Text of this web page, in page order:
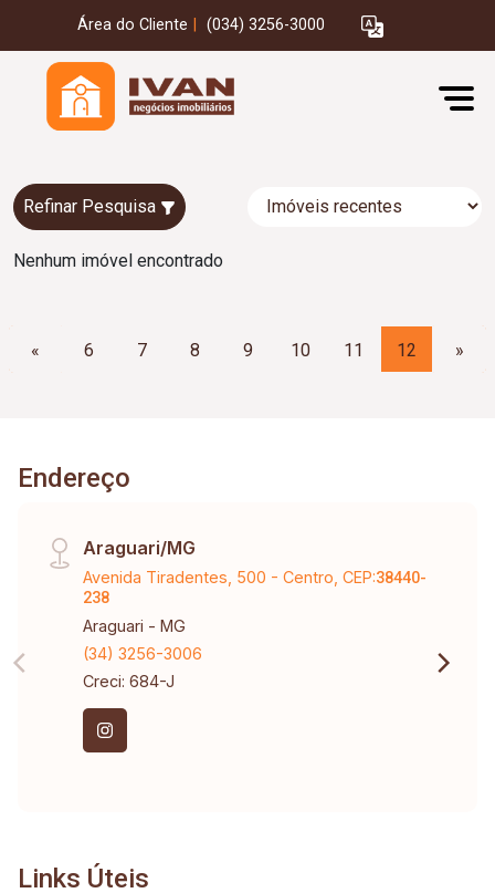
Área do Cliente (034) 3256-3000
Refinar Pesquisa
Nenhum imóvel encontrado
« 6 7 8 9 10 11 12 »
Endereço
Araguari/MG
Avenida Tiradentes, 500 - Centro, CEP:38440-
238
Araguari - MG
(34) 3256-3006
Creci: 684-J
Links Úteis